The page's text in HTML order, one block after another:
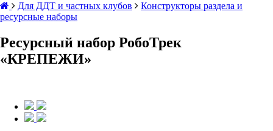
Для ДДТ и частных клубов
Конструкторы раздела и
ресурсные наборы
Ресурсный набор РобоТрек
«КРЕПЕЖИ»